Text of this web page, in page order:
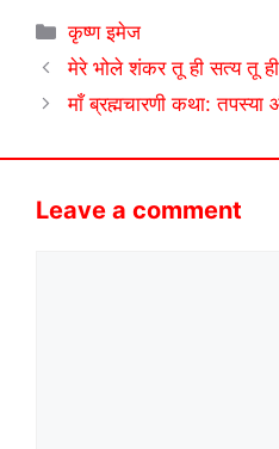
Categories
कृष्ण इमेज
मेरे भोले शंकर तू ही सत्य तू
माँ ब्रह्मचारणी कथा:
Leave a comment